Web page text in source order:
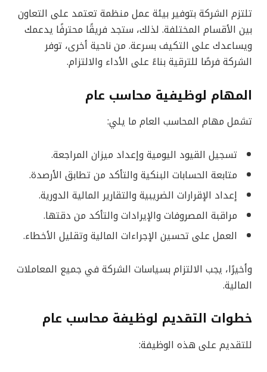
تلتزم الشركة بتوفير بيئة عمل منظمة تعتمد على التعاون
بين الأقسام المختلفة. لذلك، ستجد فريقًا محترفًا يدعمك
ويساعدك على التكيف بسرعة. من ناحية أخرى، توفر
الشركة فرصًا للترقية بناءً على الأداء والالتزام.
المهام لوظيفية محاسب عام
تشمل مهام المحاسب العام ما يلي:
تسجيل القيود اليومية وإعداد ميزان المراجعة.
متابعة الحسابات البنكية والتأكد من تطابق الأرصدة.
إعداد الإقرارات الضريبية والتقارير المالية الدورية.
مراقبة المصروفات والإيرادات والتأكد من دقتها.
العمل على تحسين الإجراءات المالية وتقليل الأخطاء.
وأخيرًا، يجب الالتزام بسياسات الشركة في جميع المعاملات
المالية.
خطوات التقديم لوظيفة محاسب عام
للتقديم على هذه الوظيفة: